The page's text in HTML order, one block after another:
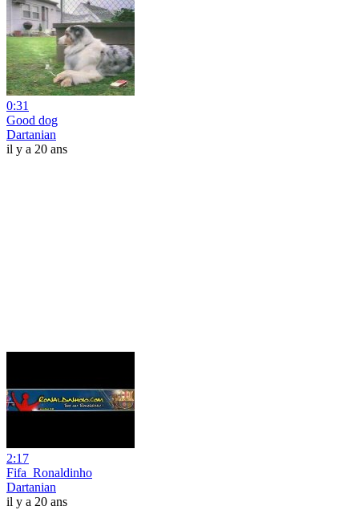
0:31
Good dog
Dartanian
il y a 20 ans
2:17
Fifa_Ronaldinho
Dartanian
il y a 20 ans